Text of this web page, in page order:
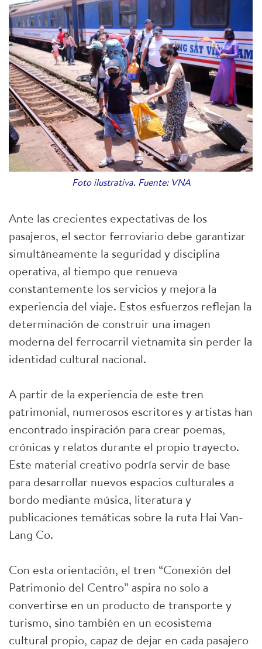
Foto ilustrativa. Fuente: VNA
Ante las crecientes expectativas de los
pasajeros, el sector ferroviario debe garantizar
simultáneamente la seguridad y disciplina
operativa, al tiempo que renueva
constantemente los servicios y mejora la
experiencia del viaje. Estos esfuerzos reflejan la
determinación de construir una imagen
moderna del ferrocarril vietnamita sin perder la
identidad cultural nacional.
A partir de la experiencia de este tren
patrimonial, numerosos escritores y artistas han
encontrado inspiración para crear poemas,
crónicas y relatos durante el propio trayecto.
Este material creativo podría servir de base
para desarrollar nuevos espacios culturales a
bordo mediante música, literatura y
publicaciones temáticas sobre la ruta Hai Van-
Lang Co.
Con esta orientación, el tren “Conexión del
Patrimonio del Centro” aspira no solo a
convertirse en un producto de transporte y
turismo, sino también en un ecosistema
cultural propio, capaz de dejar en cada pasajero